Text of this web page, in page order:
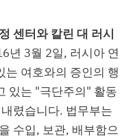
센터와 칼린 대 러시
년 3월 2일, 러시아 연
는 여호와의 증인의 행
있는 "극단주의" 활동
렸습니다. 법무부는
수입, 보관, 배부함으